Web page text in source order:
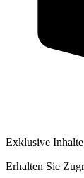
Exklusive
Erhalten Sie